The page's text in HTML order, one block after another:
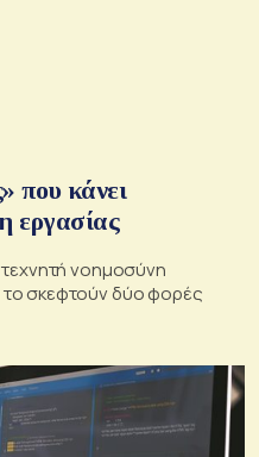
που κάνει
εργασίας
τεχνητή νοημοσύνη
το σκεφτούν δύο φορές